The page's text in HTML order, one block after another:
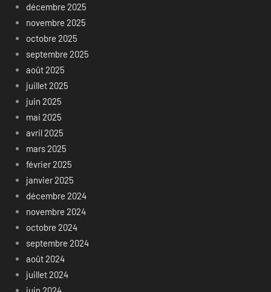
décembre 2025
novembre 2025
octobre 2025
septembre 2025
août 2025
juillet 2025
juin 2025
mai 2025
avril 2025
mars 2025
février 2025
janvier 2025
décembre 2024
novembre 2024
octobre 2024
septembre 2024
août 2024
juillet 2024